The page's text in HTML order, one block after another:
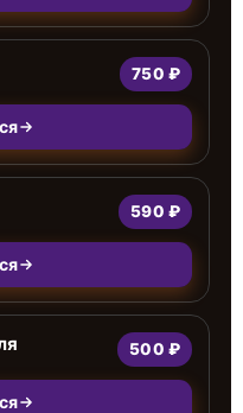
750 ₽
590 ₽
500 ₽